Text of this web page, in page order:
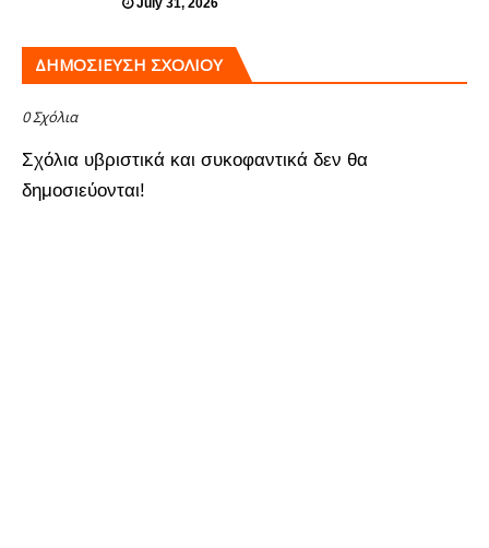
ΔΗΜΟΣΊΕΥΣΗ ΣΧΟΛΊΟΥ
0 Σχόλια
Σχόλια υβριστικά και συκοφαντικά δεν θα
δημοσιεύονται!